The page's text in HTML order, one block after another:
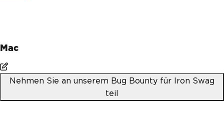
Mac
Nehmen Sie an unserem Bug Bounty für Iron Swag
teil